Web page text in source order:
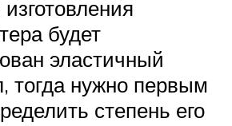
будет
эластичный
тогда нужно первым
степень его